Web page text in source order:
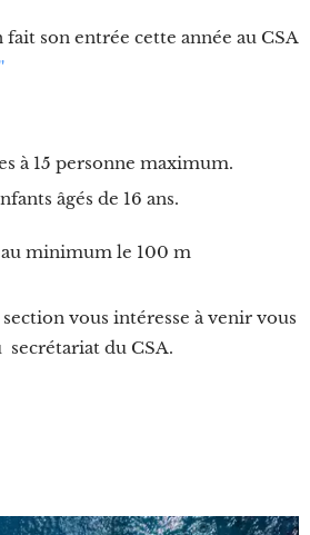
son entrée cette année au CSA
à 15 personne maximum.
âgés de 16 ans.
au minimum le 100 m
vous intéresse à venir vous
secrétariat du CSA.